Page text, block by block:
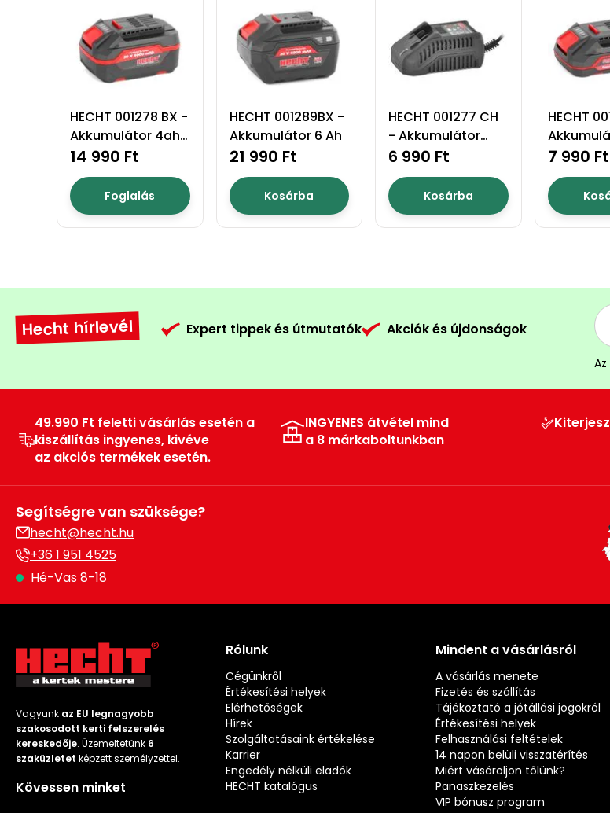
HECHT 001278 BX -
Akkumulátor 4ah
akku program
1278
14 990 Ft
Foglalás
HECHT 001289BX -
Akkumulátor 6 Ah
21 990 Ft
Kosárba
HECHT 001277 CH
- Akkumulátor
töltő akku
program 1278
6 990 Ft
Kosárba
HECHT
akku
1278
7 990 Ft
Hecht hírlevél Expert tippek és útmutatók Akciók és újdonságok
49.990 Ft feletti vásárlás esetén a
kiszállítás ingyenes, kivéve
az akciós termékek esetén.
INGYENES átvétel mind
a 8 márkaboltunkban
Segítségre van szüksége?
hecht@hecht.hu
+36 1 951 4525
Hé-Vas 8-18
Vagyunk az EU legnagyobb
szakosodott kerti felszerelés
kereskedője. Üzemeltetünk 6
szaküzletet képzett személyzettel.
Kövessen minket
Rólunk
Cégünkről
Értékesítési helyek
Elérhetőségek
Hírek
Szolgáltatásaink értékelése
Karrier
Engedély nélküli eladók
HECHT katalógus
Mindent a vásárlásról
A vásárlás menete
Fizetés és szállítás
Tájékoztató a jótállási jogokról
Értékesítési helyek
Felhasználási feltételek
14 napon belüli visszatérítés
Miért vásároljon tőlünk?
Panaszkezelés
VIP bónusz program